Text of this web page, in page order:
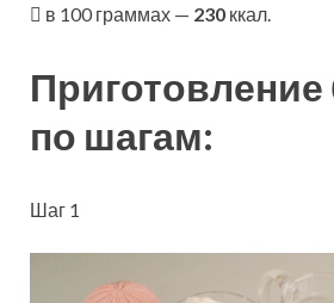
в 100 граммах — 230 ккал.
по шагам:
Шаг 1